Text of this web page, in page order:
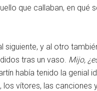
que callaban, en
siguiente, y al otro
tras un vaso. Mijo,
había tenido la genial
los vítores, las